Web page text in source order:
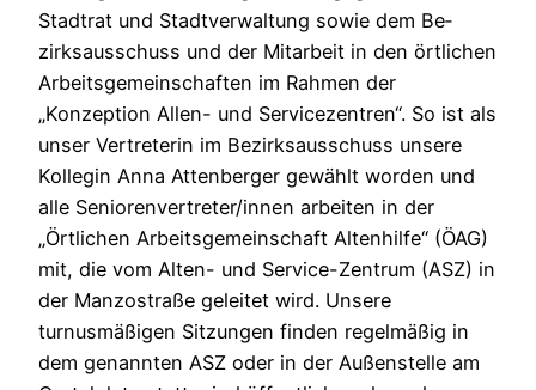
Stadtrat und Stadtverwaltung sowie dem Be­
zirksausschuss und der Mitarbeit in den örtli­chen
Arbeitsgemeinschaften im Rahmen der
„Konzeption Allen- und Servicezentren“. So ist als
unser Vertreterin im Bezirksausschuss un­sere
Kollegin Anna Attenberger gewählt worden und
alle Seniorenvertreter/innen arbeiten in der
„Örtlichen Arbeitsgemeinschaft Altenhilfe“ (ÖAG)
mit, die vom Alten- und Service-Zentrum (ASZ) in
der Manzostraße geleitet wird. Unsere
turnusmäßigen Sitzungen finden regel­mäßig in
dem genannten ASZ oder in der Außenstelle am